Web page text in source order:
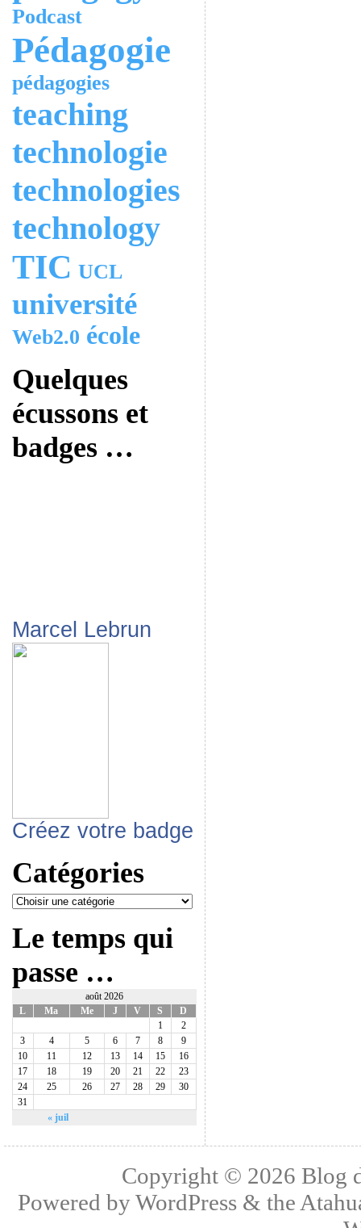
Podcast
Pédagogie
pédagogies
teaching
technologie
technologies
technology
TIC UCL
université
Web2.0 école
Quelques
écussons et
badges …
Marcel Lebrun
Créez votre badge
Catégories
Le temps qui
passe …
août 2026
L
Ma Me J V S D
« juil
1
2
3
4 5 6 7 8
9
10
11 12 13 14 15
16
17
18 19 20 21 22
23
24
25 26 27 28 29
30
31
Copyright © 2026 Blog
Powered byWordPress & the